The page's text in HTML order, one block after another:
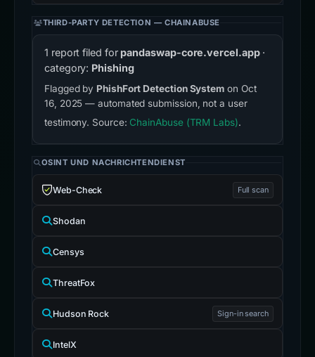
THIRD-PARTY DETECTION — CHAINABUSE
1 report filed for pandaswap-core.vercel.app·
category: Phishing
Flagged by PhishFort Detection System on Oct
16, 2025 — automated submission, not a user
testimony. Source: ChainAbuse (TRM Labs).
OSINT UND NACHRICHTENDIENST
Web-Check Full scan
Shodan
Censys
ThreatFox
Hudson Rock Sign-in search
IntelX